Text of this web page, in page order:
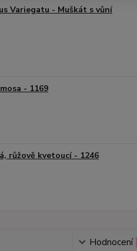
Variegatu - Muškát s vůní
- 1169
růžově kvetoucí - 1246
Hodnocení